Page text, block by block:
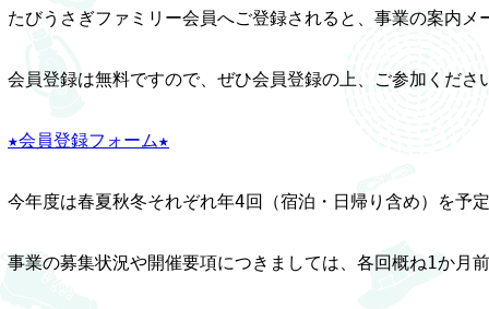
たびうさぎファミリー会員へご登録されると、事業の案内
会員登録は無料ですので、ぜひ会員登録の上、ご参加くださ
★会員登録フォーム★
今年度は春夏秋冬それぞれ年4回（宿泊・日帰り含め）を予
事業の募集状況や開催要項につきましては、各回概ね1か月